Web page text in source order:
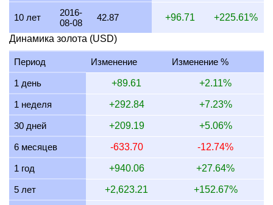
18 июля 2026 4,016.06 129.12
17 июля 2026
16 июля 2026 3,984.06 128.09 128,087.65 1,494.02
15 июля 2026 4,065.04
14 июля 2026 4,065.04
13 июля 2026 4,000.00
12 июля 2026 4,115.23
11 июля 2026 4,115.23
10 июля 2026 4,098.36
10 лет
2016-
08-08
42.87 +96.71 +225.61%
Динамика золота (USD)
Период Изменение Изменение %
1 день +89.61 +2.11%
1 неделя +292.84 +7.23%
30 дней +209.19 +5.06%
6 месяцев -633.70 -12.74%
1 год +940.06 +27.64%
5 лет +2,623.21 +152.67%